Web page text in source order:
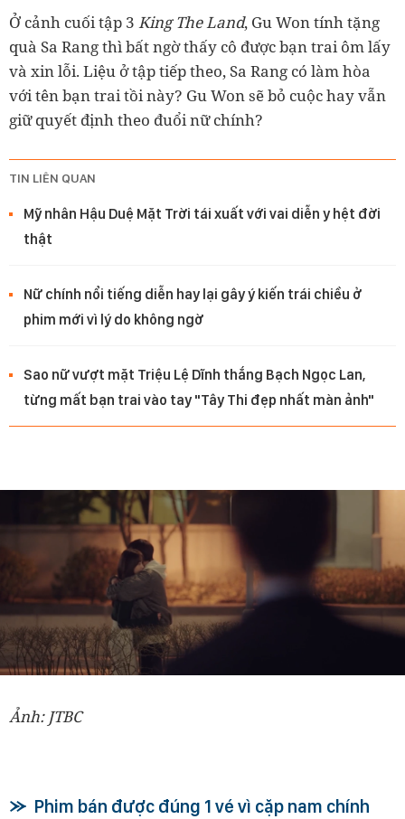
Ở cảnh cuối tập 3 King The Land, Gu Won tính tặng
quà Sa Rang thì bất ngờ thấy cô được bạn trai ôm lấy
và xin lỗi. Liệu ở tập tiếp theo, Sa Rang có làm hòa
với tên bạn trai tồi này? Gu Won sẽ bỏ cuộc hay vẫn
giữ quyết định theo đuổi nữ chính?
TIN LIÊN QUAN
Mỹ nhân Hậu Duệ Mặt Trời tái xuất với vai diễn y hệt đời
thật
Nữ chính nổi tiếng diễn hay lại gây ý kiến trái chiều ở
phim mới vì lý do không ngờ
Sao nữ vượt mặt Triệu Lệ Dĩnh thắng Bạch Ngọc Lan,
từng mất bạn trai vào tay "Tây Thi đẹp nhất màn ảnh"
Ảnh: JTBC
Phim bán được đúng 1 vé vì cặp nam chính